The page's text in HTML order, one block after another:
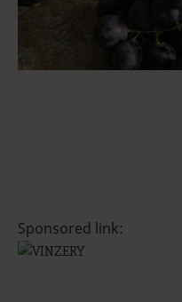
Sponsored link: